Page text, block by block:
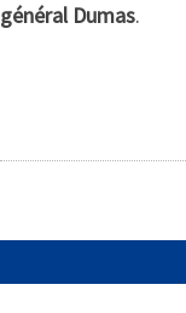
général Dumas.